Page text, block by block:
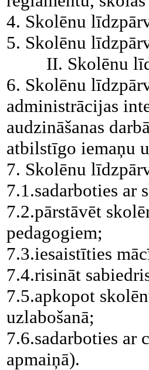
4. Skolēnu
5. Skolēnu
II. Skolēnu
6. Skolēnu
administrācijas
audzināšanas
atbilstīgo iemaņu
7. Skolēnu
7.1.sadarboties ar
7.2.pārstāvēt
pedagogiem;
7.3.iesaistīties
7.4.risināt
7.5.apkopot
uzlabošanā;
7.6.sadarboties ar
apmaiņā).